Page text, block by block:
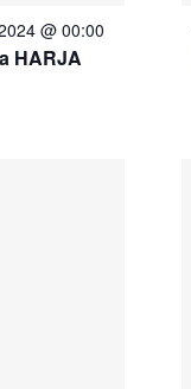
HARJA
@ 00:00